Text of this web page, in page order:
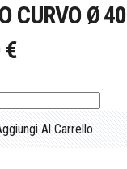
CURVO Ø 40
€
Al Carrello